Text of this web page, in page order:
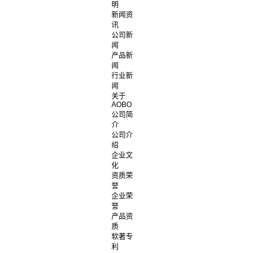
明
新闻资
讯
公司新
闻
产品新
闻
行业新
闻
关于
AOBO
公司简
介
公司介
绍
企业文
化
资质荣
誉
企业荣
誉
产品资
质
软著专
利